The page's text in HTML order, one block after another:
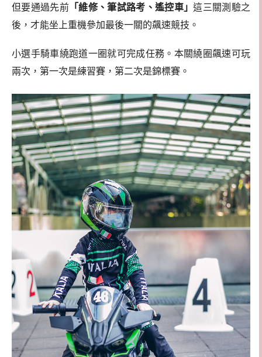
但要通過先前 「維修、筆試路考、遙控車」這三關測驗之
後，才能坐上重機參加最後一關的飆速競技。
小選手騎車繞跑道一圈就可完成任務。本關繞圈飆速可玩
兩次，第一次是練習賽，第二次是錦標賽。